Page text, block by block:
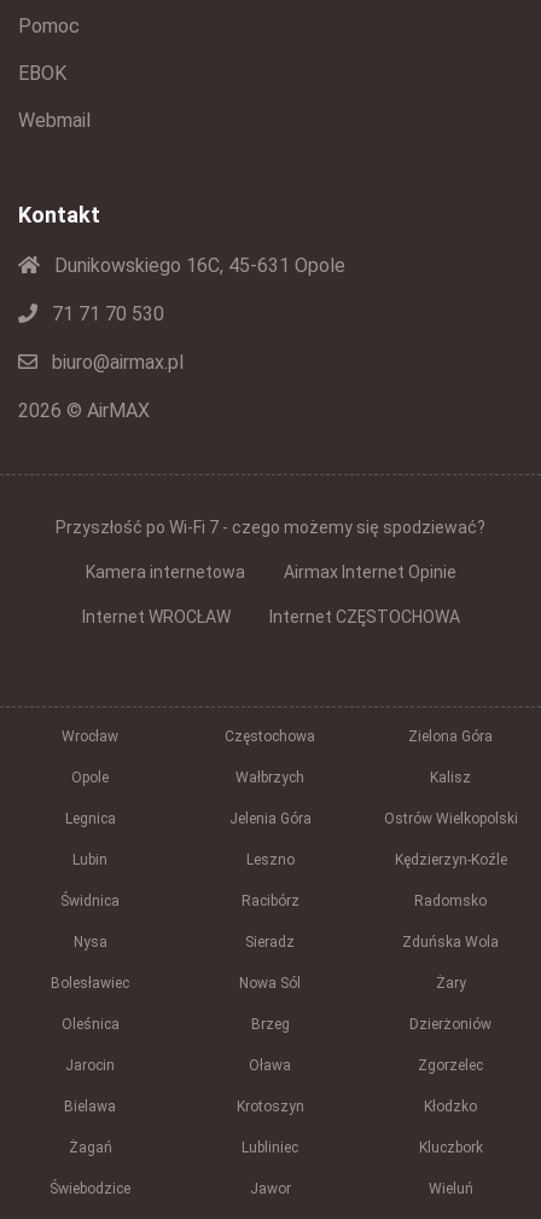
Pomoc
EBOK
Webmail
Kontakt
Dunikowskiego 16C, 45-631 Opole
71 71 70 530
biuro@airmax.pl
2026 © AirMAX
Przyszłość po Wi-Fi 7 - czego możemy się spodziewać?
Kamera internetowa Airmax Internet Opinie
Internet WROCŁAW Internet CZĘSTOCHOWA
Wrocław Częstochowa Zielona Góra
Opole Wałbrzych Kalisz
Legnica Jelenia Góra Ostrów Wielkopolski
Lubin Leszno Kędzierzyn-Koźle
Świdnica Racibórz Radomsko
Nysa Sieradz Zduńska Wola
Bolesławiec Nowa Sól Żary
Oleśnica Brzeg Dzierżoniów
Jarocin Oława Zgorzelec
Bielawa Krotoszyn Kłodzko
Żagań Lubliniec Kluczbork
Świebodzice Jawor Wieluń